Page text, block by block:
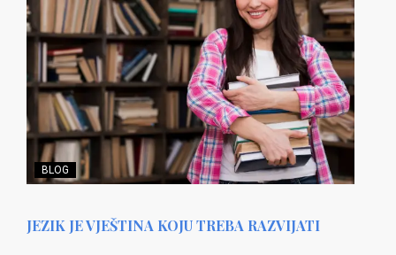
BLOG
JEZIK JE VJEŠTINA KOJU TREBA RAZVIJATI